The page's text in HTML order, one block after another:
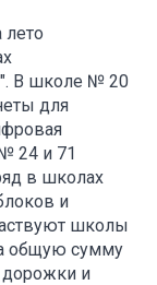
В школе № 20
для
24 и 71
в школах
и
школы
общую сумму
дорожки и